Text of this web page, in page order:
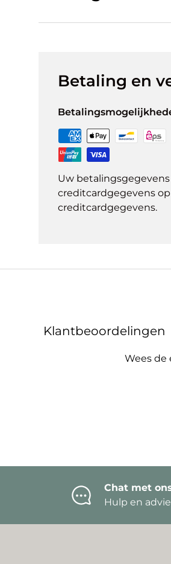
Betaling en
Uw
creditcardgegevens
creditcardgegevens.
Klantbeoordelingen
Wees de
Chat met
Hulp en